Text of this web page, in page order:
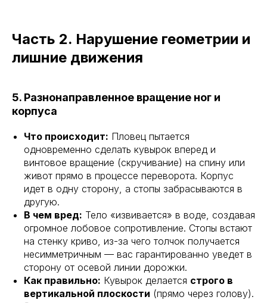
Часть 2. Нарушение геометрии и
лишние движения
5. Разнонаправленное вращение ног и
корпуса
Что происходит: Пловец пытается
одновременно сделать кувырок вперед и
винтовое вращение (скручивание) на спину или
живот прямо в процессе переворота. Корпус
идет в одну сторону, а стопы забрасываются в
другую.
В чем вред: Тело «извивается» в воде, создавая
огромное лобовое сопротивление. Стопы встают
на стенку криво, из-за чего толчок получается
несимметричным — вас гарантированно уведет в
сторону от осевой линии дорожки.
Как правильно: Кувырок делается строго в
вертикальной плоскости (прямо через голову).